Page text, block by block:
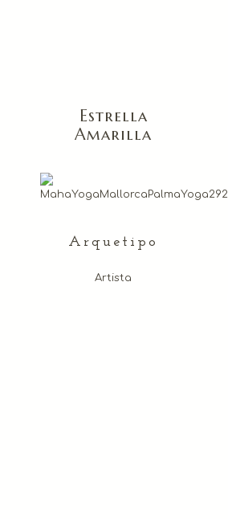
Estrella
Amarilla
Arquetipo
Artista